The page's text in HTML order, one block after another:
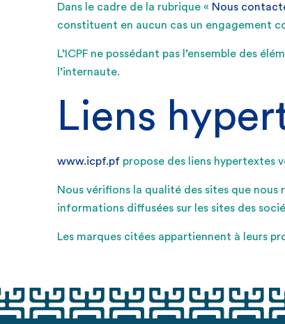
Dans le cadre de la rubrique « Nous
constituent en aucun cas un engagement
L’ICPF ne possédant pas l’ensemble des
l’internaute.
Liens
www.icpf.pf propose des liens hypertextes
Nous vérifions la qualité des sites que
informations diffusées sur les sites des
Les marques citées appartiennent à leurs